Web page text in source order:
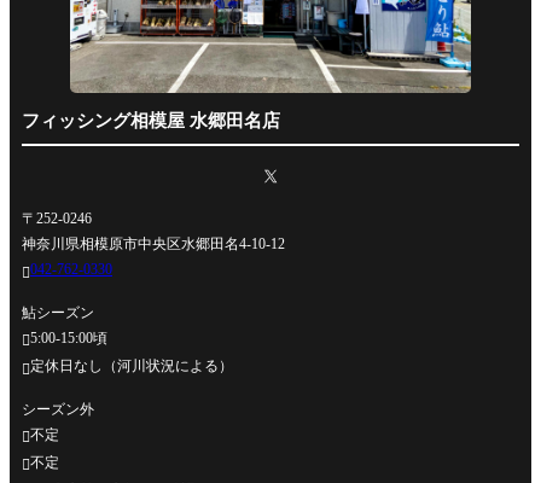
フィッシング相模屋 水郷田名店
〒252-0246
神奈川県相模原市中央区水郷田名4-10-12
042-762-0330
鮎シーズン
5:00-15:00頃
定休日なし（河川状況による）
シーズン外
不定
不定